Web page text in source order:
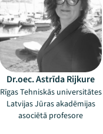
Dr.oec. Astrīda Rijkure
Rīgas Tehniskās universitātes
Latvijas Jūras akadēmijas
asociētā profesore